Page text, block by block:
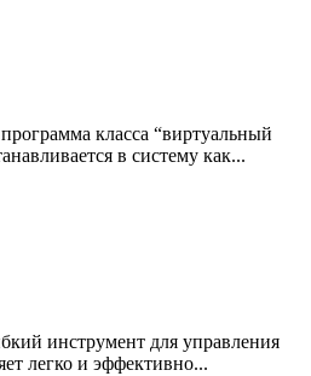
класса “виртуальный
в систему как...
инструмент для управления
легко и эффективно...